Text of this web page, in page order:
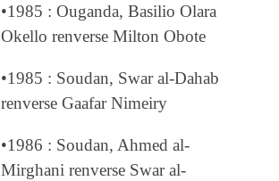
•1985 : Ouganda, Basilio Olara
Okello renverse Milton Obote
•1985 : Soudan, Swar al-Dahab
renverse Gaafar Nimeiry
•1986 : Soudan, Ahmed al-
Mirghani renverse Swar al-